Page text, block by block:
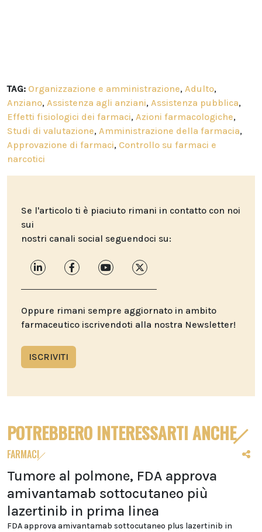
TAG: Organizzazione e amministrazione, Adulto,
Anziano, Assistenza agli anziani, Assistenza pubblica,
Effetti fisiologici dei farmaci, Azioni farmacologiche,
Studi di valutazione, Amministrazione della farmacia,
Approvazione di farmaci, Controllo su farmaci e
narcotici
Se l'articolo ti è piaciuto rimani in contatto con noi
sui
nostri canali social seguendoci su:
Oppure rimani sempre aggiornato in ambito
farmaceutico iscrivendoti alla nostra Newsletter!
ISCRIVITI
POTREBBERO INTERESSARTI ANCHE
FARMACI
Tumore al polmone, FDA approva
amivantamab sottocutaneo più
lazertinib in prima linea
FDA approva amivantamab sottocutaneo plus lazertinib in